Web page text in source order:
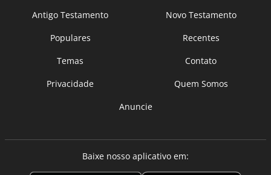
Antigo Testamento
Novo Testamento
Populares
Recentes
Temas
Contato
Privacidade
Quem Somos
Anuncie
Baixe nosso aplicativo em: